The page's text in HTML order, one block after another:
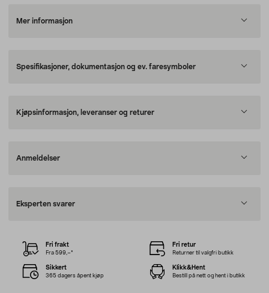
Mer informasjon
Spesifikasjoner, dokumentasjon og ev. faresymboler
Kjøpsinformasjon, leveranser og returer
Anmeldelser
Eksperten svarer
Fri frakt
Fra 599,–*
Fri retur
Returner til valgfri butikk
Sikkert
365 dagers åpent kjøp
Klikk&Hent
Bestill på nett og hent i butikk